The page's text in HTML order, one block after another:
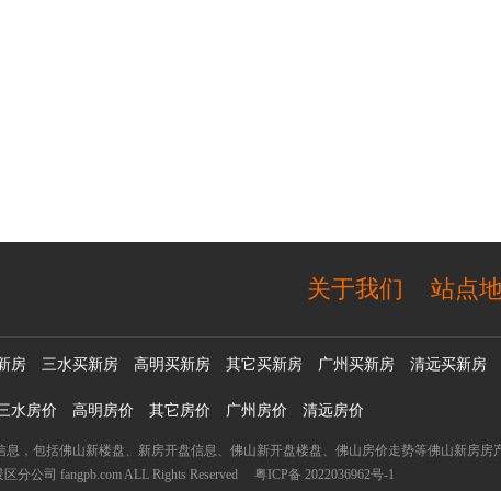
站点
关于我们
房 三水买新房 高明买新房 其它买新房 广州买新房 清远买新房
水房价 高明房价 其它房价 广州房价 清远房价
，包括佛山新楼盘、新房开盘信息、佛山新开盘楼盘、佛山房价走势等佛山新房房
分公司 fangpb.com ALL Rights Reserved
粤ICP备 2022036962号-1